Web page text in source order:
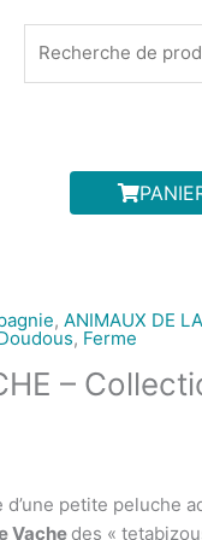
pour :
,ANIMAUX DE
, Ferme
–
d’une petite peluche
Vache des «